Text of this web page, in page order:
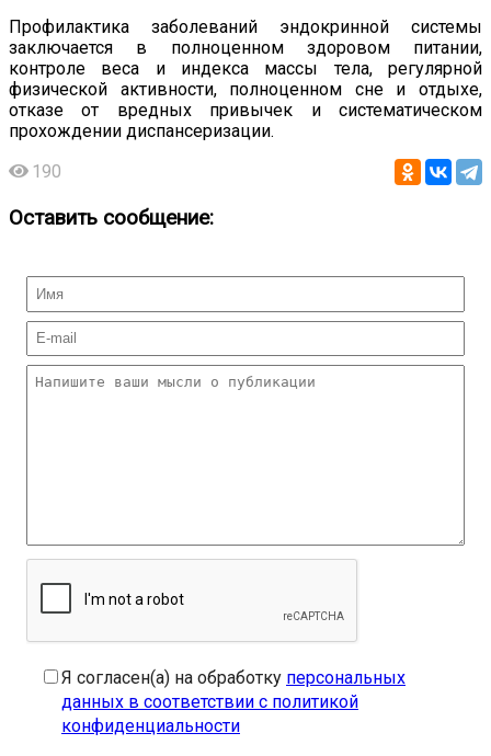
Профилактика заболеваний эндокринной системы
заключается в полноценном здоровом питании,
контроле веса и индекса массы тела, регулярной
физической активности, полноценном сне и отдыхе,
отказе от вредных привычек и систематическом
прохождении диспансеризации.
190
Оставить сообщение:
Я согласен(а) на обработку персональных
данных в соответствии с политикой
конфиденциальности